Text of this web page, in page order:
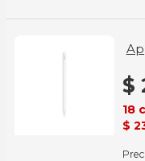
$
18
$